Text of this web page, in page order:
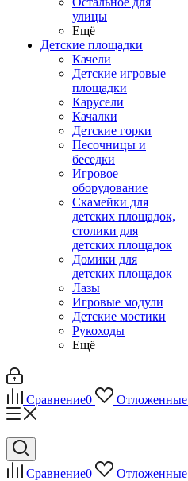
улицы
Ещё
Детские площадки
Качели
Детские игровые
площадки
Карусели
Качалки
Детские горки
Песочницы и
беседки
Игровое
оборудование
Скамейки для
детских площадок,
столики для
детских площадок
Домики для
детских площадок
Лазы
Игровые модули
Детские мостики
Рукоходы
Ещё
Сравнение0 Отложенные
Сравнение0 Отложенные